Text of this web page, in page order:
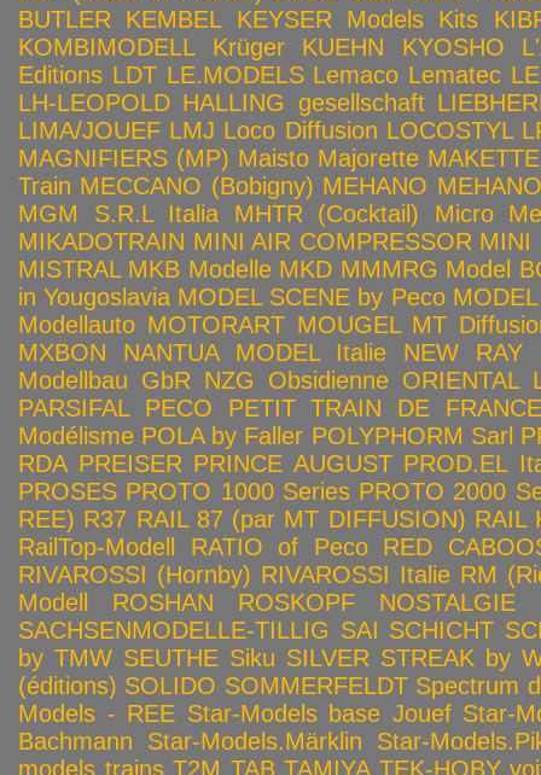
BUTLER
KEMBEL KEYSER Models Kits
KOMBIMODELL
Krüger KUEHN KYOSHO
Editions LDT LE.MODELS Lemaco Lematec
LH-LEOPOLD HALLING gesellschaft
LIMA/JOUEF LMJ Loco Diffusion LOCOSTYL
MAGNIFIERS (MP) Maisto Majorette MAKETTE
Train MECCANO (Bobigny) MEHANO
MGM S.R.L Italia
MHTR (Cocktail)
Micro
MIKADOTRAIN MINI AIR COMPRESSOR MINI
MISTRAL MKB Modelle MKD MMMRG Model
in Yougoslavia MODEL SCENE by Peco
Modellauto MOTORART MOUGEL MT
MXBON
NANTUA MODEL Italie NEW RAY
Modellbau GbR NZG Obsidienne ORIENTAL
PARSIFAL
PECO
PETIT TRAIN DE FRANCE
Modélisme POLA by Faller POLYPHORM Sarl
RDA PREISER PRINCE AUGUST PROD.EL
PROSES PROTO 1000 Series PROTO 2000
REE) R37 RAIL 87 (par MT DIFFUSION) RAIL
RailTop-Modell
RATIO of Peco
RED
RIVAROSSI (Hornby) RIVAROSSI Italie RM
Modell
ROSHAN ROSKOPF NOSTALGIE
SACHSENMODELLE-TILLIG SAI SCHICHT
by TMW SEUTHE Siku SILVER STREAK by
(éditions) SOLIDO SOMMERFELDT Spectrum
Models - REE Star-Models base Jouef Star-
Bachmann
Star-Models.Märklin
Star-
models trains T2M TAB TAMIYA TEK-HOBY